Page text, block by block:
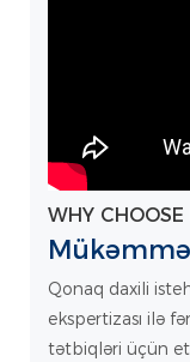
WHY CHOOSE
Qonaq daxili
ekspertizası ilə
tətbiqləri üçün